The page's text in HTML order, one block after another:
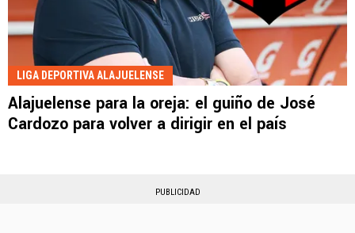
LIGA DEPORTIVA ALAJUELENSE
Alajuelense para la oreja: el guiño de José
Cardozo para volver a dirigir en el país
PUBLICIDAD